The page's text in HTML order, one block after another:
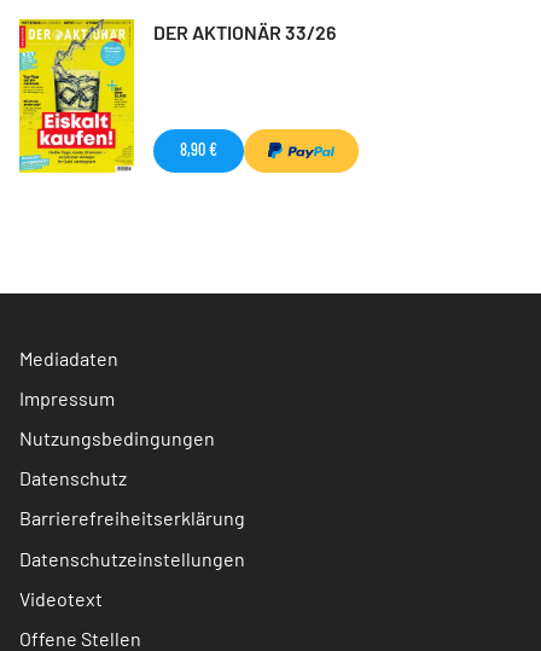
DER AKTIONÄR 33/26
8,90 €
Mediadaten
Impressum
Nutzungsbedingungen
Datenschutz
Barrierefreiheitserklärung
Datenschutzeinstellungen
Videotext
Offene Stellen